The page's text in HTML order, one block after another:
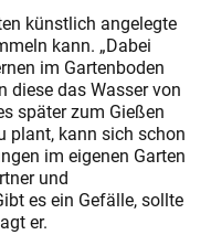
künstlich angelegte
kann. „Dabei
im Gartenboden
diese das Wasser von
später zum Gießen
plant, kann sich schon
im eigenen Garten
und
es ein Gefälle, sollte
er.